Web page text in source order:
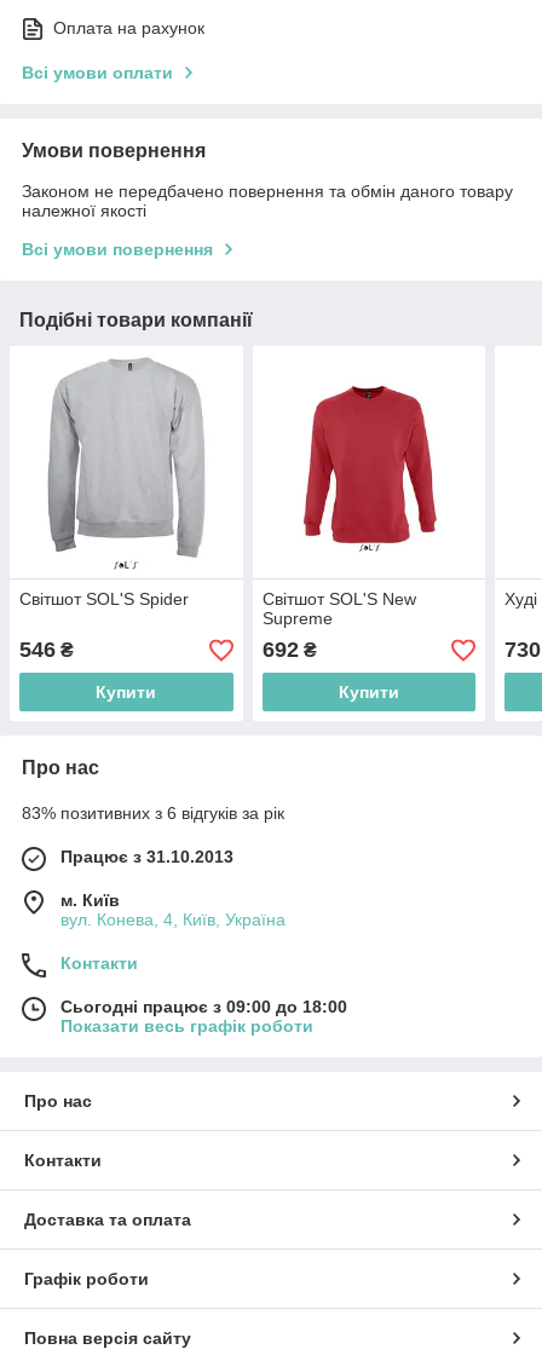
Оплата на рахунок
Всі умови оплати
Умови повернення
Законом не передбачено повернення та обмін даного товару
належної якості
Всі умови повернення
Подібні товари компанії
Світшот SOL'S Spider
546 ₴
Купити
Світшот SOL'S New
Supreme
692₴
Купити
730
Про нас
83% позитивних з 6 відгуків за рік
Працює з 31.10.2013
м. Київ
вул. Конева, 4, Київ, Україна
Контакти
Сьогодні працює з 09:00 до 18:00
Показати весь графік роботи
Про нас
Контакти
Доставка та оплата
Графік роботи
Повна версія сайту